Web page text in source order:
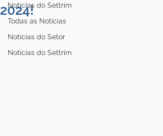
Notícias do Settrim
Todas as Notícias
Notícias do Setor
Notícias do Settrim
2024!